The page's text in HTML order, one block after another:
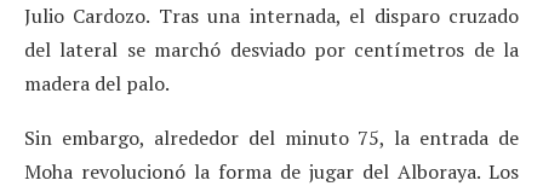
Julio Cardozo. Tras una internada, el disparo cruzado
del lateral se marchó desviado por centímetros de la
madera del palo.
Sin embargo, alrededor del minuto 75, la entrada de
Moha revolucionó la forma de jugar del Alboraya. Los